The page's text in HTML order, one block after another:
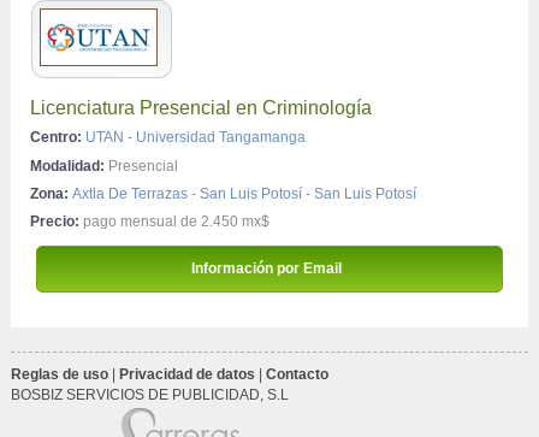
Licenciatura Presencial en Criminología
Centro: UTAN - Universidad Tangamanga
Modalidad: Presencial
Zona: Axtla De Terrazas- San Luis Potosí - San Luis Potosí
Precio: pago mensual de 2.450 mx$
Información por Email
Reglas de uso| Privacidad de datos
Contacto
BOSBIZ SERVICIOS DE PUBLICIDAD, S.L